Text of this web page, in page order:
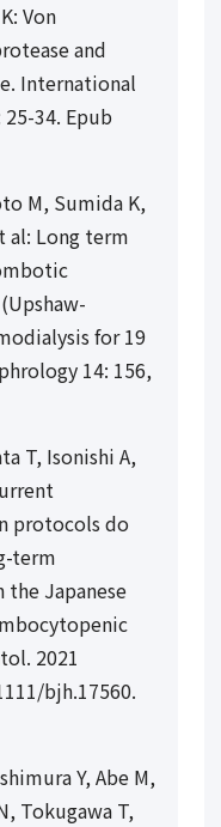
Von
and
International
34. Epub
M, Sumida K,
al: Long term
for 19
14: 156,
T, Isonishi A,
protocols do
term
Japanese
2021
bjh.17560.
Y, Abe M,
Tokugawa T,